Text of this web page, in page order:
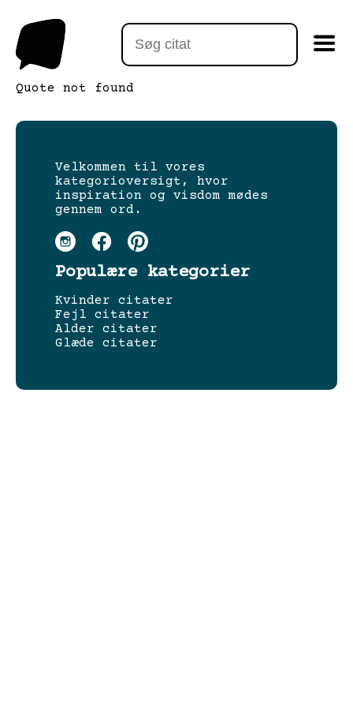
Quote not found
Velkommen til vores
kategorioversigt, hvor
inspiration og visdom mødes
gennem ord.
Populære kategorier
Kvinder citater
Fejl citater
Alder citater
Glæde citater